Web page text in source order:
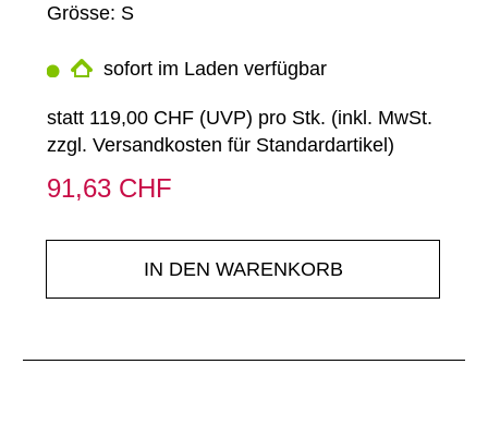
Grösse: S
sofort im Laden verfügbar
statt 119,00 CHF (UVP) pro Stk. (inkl. MwSt.
zzgl. Versandkosten für Standardartikel)
91,63 CHF
IN DEN WARENKORB